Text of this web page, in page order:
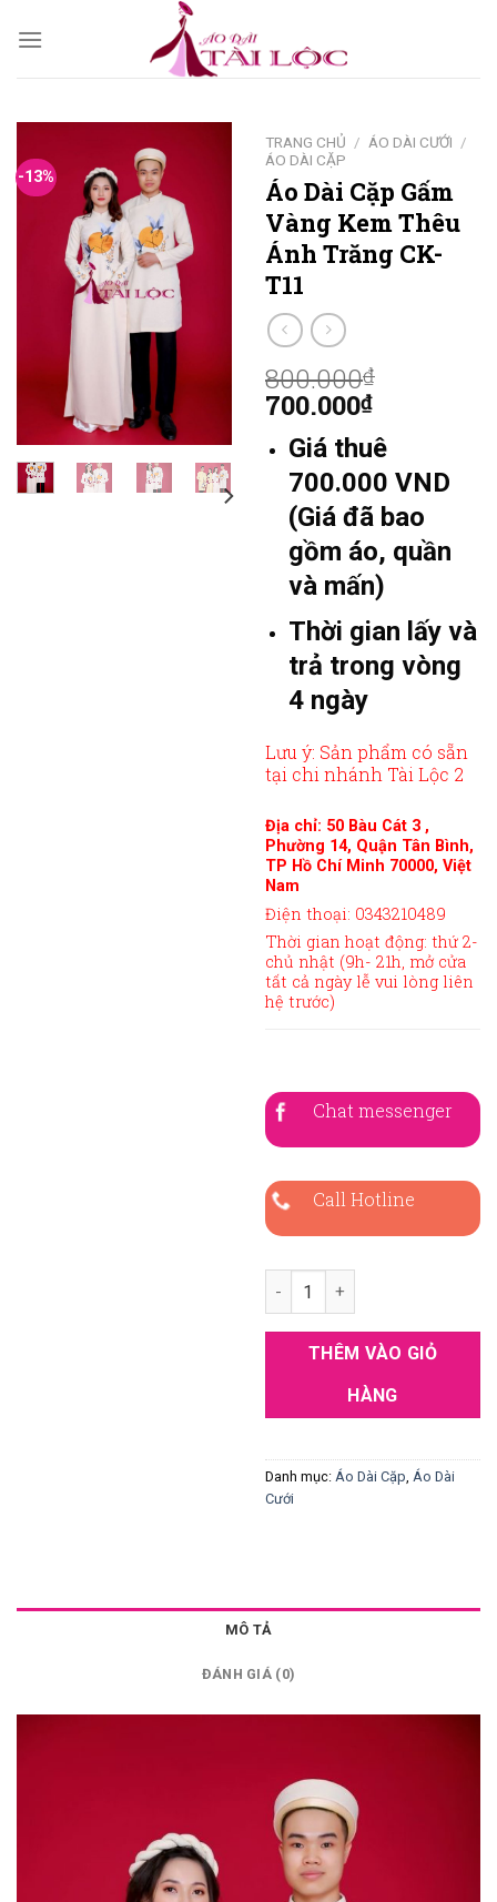
-13%
TRANG CHỦ / ÁO DÀI CƯỚI /
ÁO DÀI CẶP
Áo Dài Cặp Gấm
Vàng Kem Thêu
Ánh Trăng CK-
T11
800.000₫
700.000₫
Giá thuê
700.000 VND
(Giá đã bao
gồm áo, quần
và mấn)
Thời gian lấy và
trả trong vòng
4 ngày
Lưu ý: Sản phẩm có sẵn
tại chi nhánh Tài Lộc 2
Địa chỉ: 50 Bàu Cát 3 ,
Phường 14, Quận Tân Bình,
TP Hồ Chí Minh 70000, Việt
Nam
Điện thoại: 0343210489
Thời gian hoạt động: thứ 2-
chủ nhật (9h- 21h, mở cửa
tất cả ngày lễ vui lòng liên
hệ trước)
Chat messenger
Call Hotline
Áo Dài Cặp Gấm Vàng Kem
THÊM VÀO GIỎ
HÀNG
Danh mục: Áo Dài Cặp Áo Dài
Cưới
MÔ TẢ
ĐÁNH GIÁ (0)